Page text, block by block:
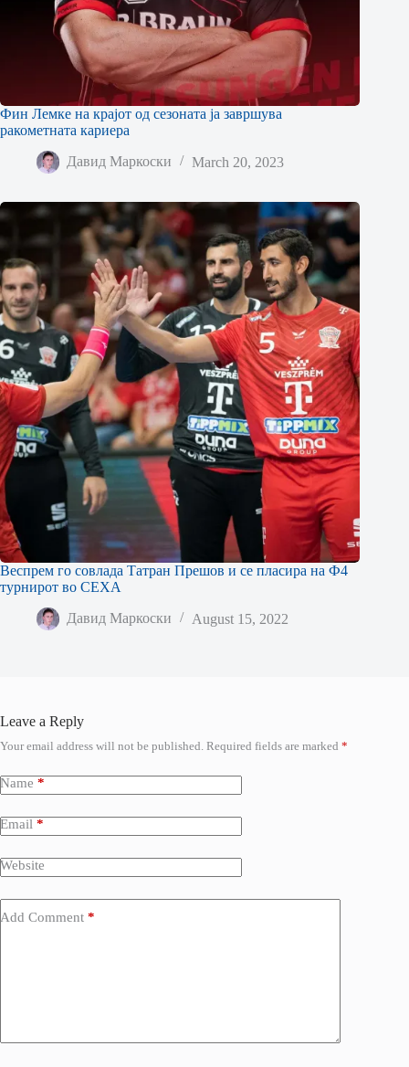
Фин Лемке на крајот од сезоната ја завршува
ракометната кариера
Давид Маркоски March 20, 2023
Веспрем го совлада Татран Прешов и се пласира на Ф4
турнирот во СЕХА
Давид Маркоски August 15, 2022
Leave a Reply
Your email address will not be published. Required fields are marked *
Name *
Email *
Website
Add Comment *